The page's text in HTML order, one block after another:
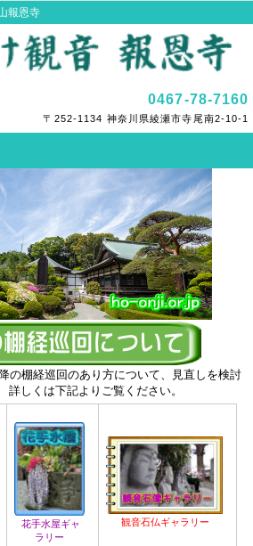
報恩寺
0467-78-7160
〒252-1134 神奈川県綾瀬市寺尾南2-10-1
の棚経巡回のあり方について、見直しを検討
詳しくは下記よりご覧ください。
花手水屋ギャ
ラリー
観音石仏ギャラリー